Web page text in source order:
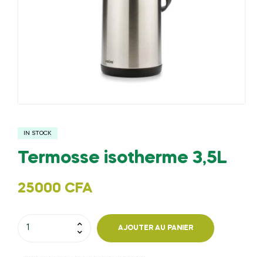
IN STOCK
Termosse isotherme 3,5L
25000 CFA
AJOUTER AU PANIER